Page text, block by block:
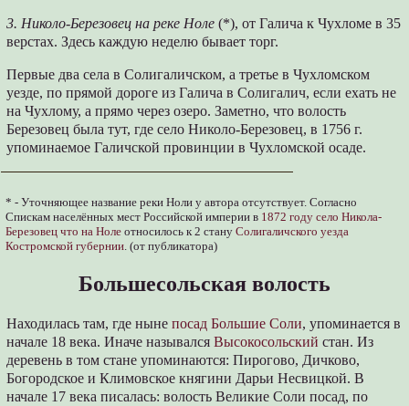
3. Николо-Березовец на реке Ноле (*), от Галича к Чухломе в 35
верстах. Здесь каждую неделю бывает торг.
Первые два села в Солигаличском, а третье в Чухломском
уезде, по прямой дороге из Галича в Солигалич, если ехать не
на Чухлому, а прямо через озеро. Заметно, что волость
Березовец была тут, где село Николо-Березовец, в 1756 г.
упоминаемое Галичской провинции в Чухломской осаде.
* - Уточняющее название реки Ноли у автора отсутствует. Согласно
Спискам населённых мест Российской империи в 1872 году село Никола-
Березовец что на Ноле относилось к 2 стануСолигаличского уезда
Костромской губернии. (от публикатора)
Большесольская волость
Находилась там, где нынепосад Большие Соли, упоминается в
начале 18 века. Иначе называлсяВысокосольский стан. Из
деревень в том стане упоминаются: Пирогово, Дичково,
Богородское и Климовское княгини Дарьи Несвицкой. В
начале 17 века писалась: волость Великие Соли посад, по